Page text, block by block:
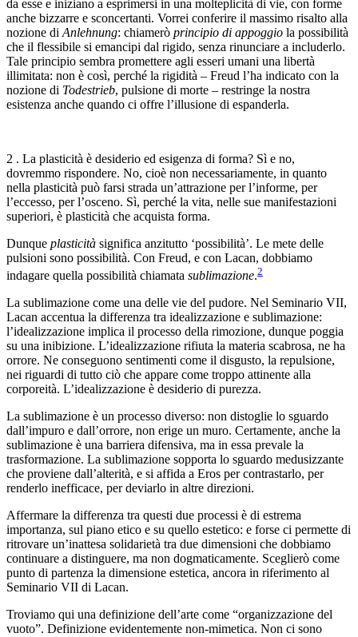
da esse e iniziano a esprimersi in una molteplicità di vie, con forme
anche bizzarre e sconcertanti. Vorrei conferire il massimo risalto alla
nozione di Anlehnung: chiamerò principio di appoggio la possibilità
che il flessibile si emancipi dal rigido, senza rinunciare a includerlo.
Tale principio sembra promettere agli esseri umani una libertà
illimitata: non è così, perché la rigidità – Freud l’ha indicato con la
nozione di Todestrieb, pulsione di morte – restringe la nostra
esistenza anche quando ci offre l’illusione di espanderla.
2 . La plasticità è desiderio ed esigenza di forma? Sì e no,
dovremmo rispondere. No, cioè non necessariamente, in quanto
nella plasticità può farsi strada un’attrazione per l’informe, per
l’eccesso, per l’osceno. Sì, perché la vita, nelle sue manifestazioni
superiori, è plasticità che acquista forma.
Dunque plasticità significa anzitutto ‘possibilità’. Le mete delle
pulsioni sono possibilità. Con Freud, e con Lacan, dobbiamo
indagare quella possibilità chiamata sublimazione.2
La sublimazione come una delle vie del pudore. Nel Seminario VII,
Lacan accentua la differenza tra idealizzazione e sublimazione:
l’idealizzazione implica il processo della rimozione, dunque poggia
su una inibizione. L’idealizzazione rifiuta la materia scabrosa, ne ha
orrore. Ne conseguono sentimenti come il disgusto, la repulsione,
nei riguardi di tutto ciò che appare come troppo attinente alla
corporeità. L’idealizzazione è desiderio di purezza.
La sublimazione è un processo diverso: non distoglie lo sguardo
dall’impuro e dall’orrore, non erige un muro. Certamente, anche la
sublimazione è una barriera difensiva, ma in essa prevale la
trasformazione. La sublimazione sopporta lo sguardo medusizzante
che proviene dall’alterità, e si affida a Eros per contrastarlo, per
renderlo inefficace, per deviarlo in altre direzioni.
Affermare la differenza tra questi due processi è di estrema
importanza, sul piano etico e su quello estetico: e forse ci permette di
ritrovare un’inattesa solidarietà tra due dimensioni che dobbiamo
continuare a distinguere, ma non dogmaticamente. Sceglierò come
punto di partenza la dimensione estetica, ancora in riferimento al
Seminario VII di Lacan.
Troviamo qui una definizione dell’arte come “organizzazione del
vuoto”. Definizione evidentemente non-mimetica. Non ci sono